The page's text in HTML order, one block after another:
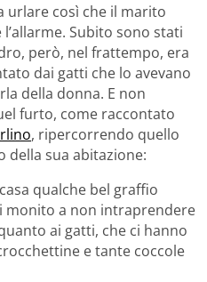
urlare così che il marito
Subito sono stati
però, nel frattempo, era
dai gatti che lo avevano
della donna. E non
furto, come raccontato
, ripercorrendo quello
della sua abitazione:
qualche bel graffio
monito a non intraprendere
ai gatti, che ci hanno
e tante coccole